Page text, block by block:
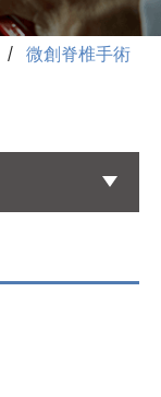
/ 微創脊椎手術